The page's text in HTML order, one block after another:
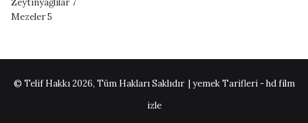
Zeytinyağlılar 7
Mezeler5
© Telif Hakkı 2026, Tüm Hakları Saklıdır | yemek Tarifleri -hd film
izle